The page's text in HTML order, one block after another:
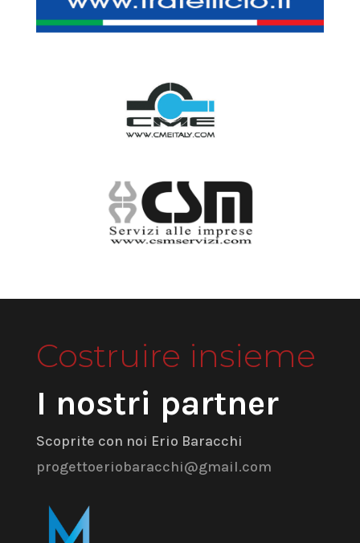
Costruire insieme
I nostri partner
Scoprite con noi Erio Baracchi
progettoeriobaracchi@gmail.com